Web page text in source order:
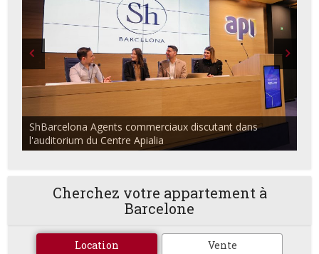
ShBarcelona Agents commerciaux discutant dans
l'auditorium du Centre Apialia
Cherchez votre appartement à
Barcelone
Location Vente